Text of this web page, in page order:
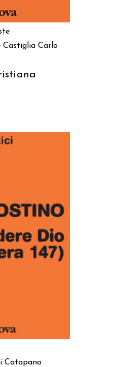
Castiglia Carlo
CARRELLO
Catapano